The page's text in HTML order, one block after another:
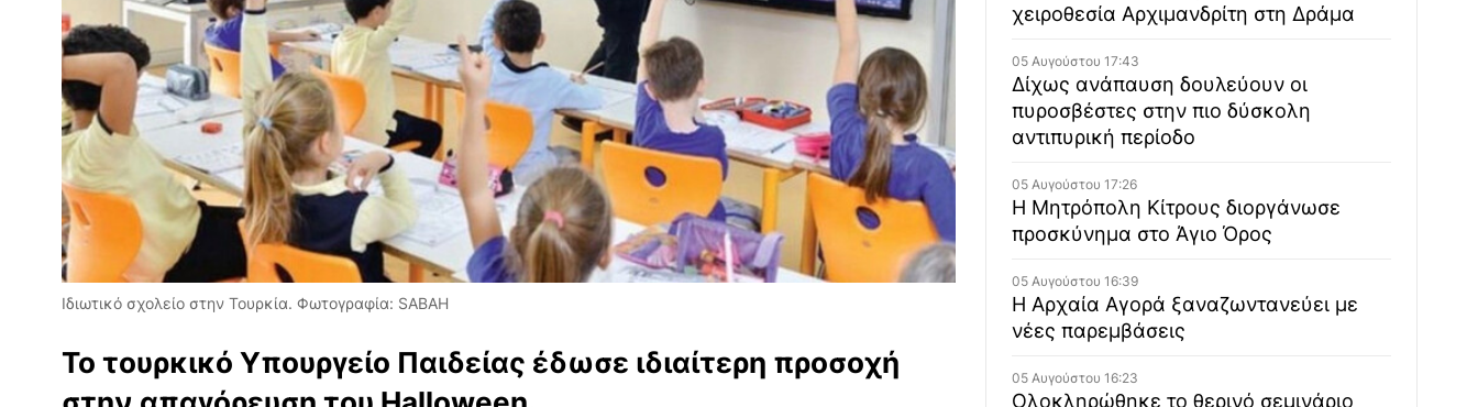
Ιδιωτικό σχολείο στην Τουρκία. Φωτογραφία: SABAH
Το τουρκικό Υπουργείο Παιδείας έδωσε ιδιαίτερη προσοχή
χειροθεσία Αρχιμανδρίτη στη Δράμα
05 Αυγούστου 17:43
Δίχως ανάπαυση δουλεύουν οι
πυροσβέστες στην πιο δύσκολη
αντιπυρική περίοδο
05 Αυγούστου 17:26
Η Μητρόπολη Κίτρους διοργάνωσε
προσκύνημα στο Άγιο Όρος
05 Αυγούστου 16:39
Η Αρχαία Αγορά ξαναζωντανεύει με
νέες παρεμβάσεις
05 Αυγούστου 16:23
Ολοκληρώθηκε το θερινό σεμινάριο